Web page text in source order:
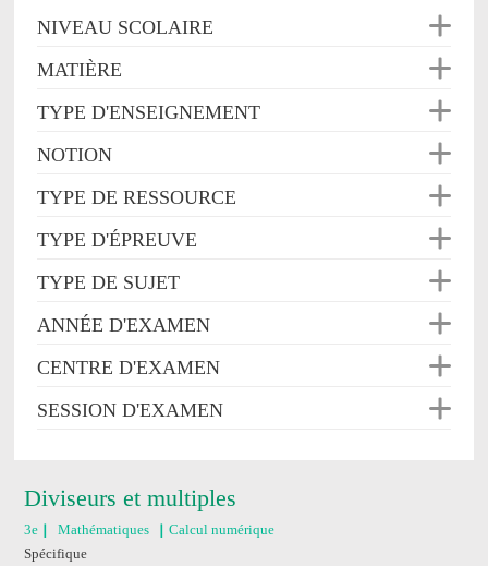
NIVEAU SCOLAIRE
MATIÈRE
TYPE D'ENSEIGNEMENT
NOTION
TYPE DE RESSOURCE
TYPE D'ÉPREUVE
TYPE DE SUJET
ANNÉE D'EXAMEN
CENTRE D'EXAMEN
SESSION D'EXAMEN
Diviseurs et multiples
3e Mathématiques
Calcul numérique
Spécifique